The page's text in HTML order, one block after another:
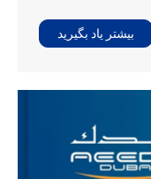
بیشتر یاد بگیرید